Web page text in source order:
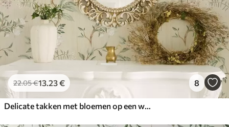
22.05€13.23€ 8
Delicate takken met bloemen op een warme crèmekleurige achtergrond